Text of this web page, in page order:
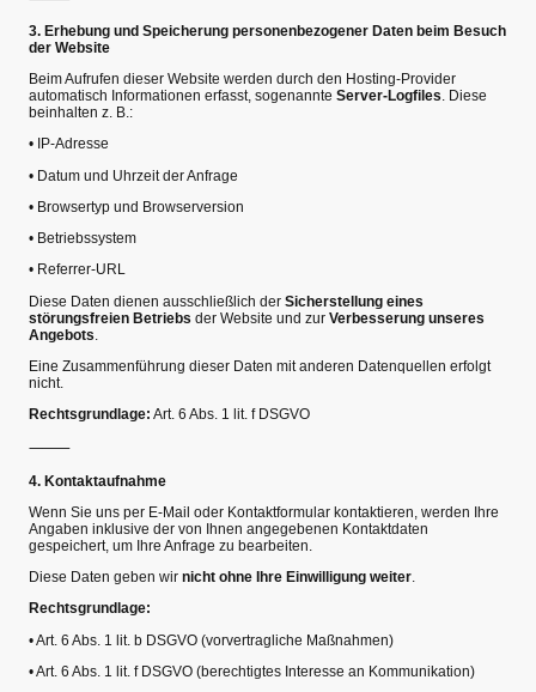
3. Erhebung und Speicherung personenbezogener Daten beim Besuch
der Website
Beim Aufrufen dieser Website werden durch den Hosting-Provider
automatisch Informationen erfasst, sogenannte Server-Logfiles. Diese
beinhalten z. B.:
• IP-Adresse
• Datum und Uhrzeit der Anfrage
• Browsertyp und Browserversion
• Betriebssystem
• Referrer-URL
Diese Daten dienen ausschließlich der Sicherstellung eines
störungsfreien Betriebs der Website und zur Verbesserung unseres
Angebots
Eine Zusammenführung dieser Daten mit anderen Datenquellen erfolgt
nicht.
Rechtsgrundlage: Art. 6 Abs. 1 lit. f DSGVO
⸻
4. Kontaktaufnahme
Wenn Sie uns per E-Mail oder Kontaktformular kontaktieren, werden Ihre
Angaben inklusive der von Ihnen angegebenen Kontaktdaten
gespeichert, um Ihre Anfrage zu bearbeiten.
Diese Daten geben wir nicht ohne Ihre Einwilligung weiter.
Rechtsgrundlage:
•Art. 6 Abs. 1 lit. b DSGVO (vorvertragliche Maßnahmen)
•Art. 6 Abs. 1 lit. f DSGVO (berechtigtes Interesse an Kommunikation)